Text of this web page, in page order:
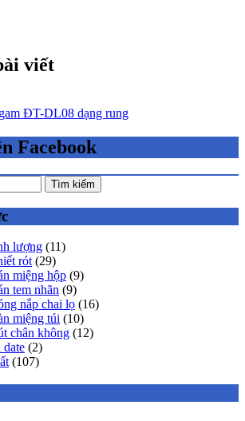
viết
ĐT-DL08 dạng rung
Facebook
Tìm kiếm
lượng (11)
rót (29)
miệng hộp (9)
tem nhãn (9)
nắp chai lọ (16)
miệng túi (10)
chân không (12)
date (2)
(107)